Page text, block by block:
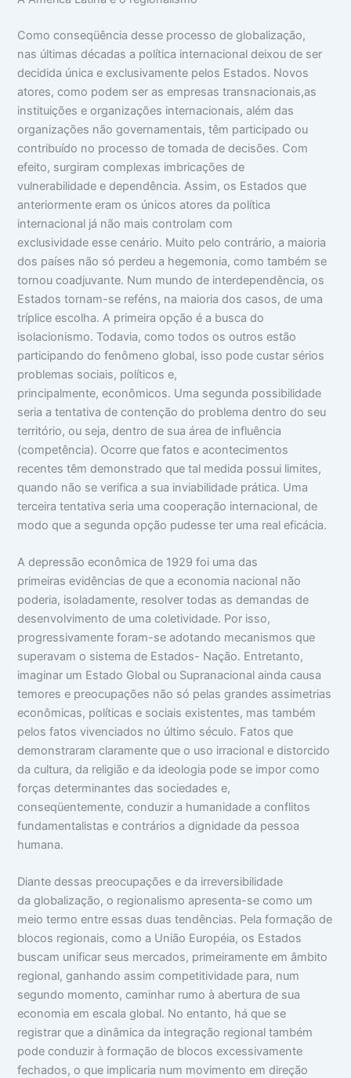
Como conseqüência desse processo de globalização,
nas últimas décadas a política internacional deixou de ser
decidida única e exclusivamente pelos Estados. Novos
atores, como podem ser as empresas transnacionais,as
instituições e organizações internacionais, além das
organizações não governamentais, têm participado ou
contribuído no processo de tomada de decisões. Com
efeito, surgiram complexas imbricações de
vulnerabilidade e dependência. Assim, os Estados que
anteriormente eram os únicos atores da política
internacional já não mais controlam com
exclusividade esse cenário. Muito pelo contrário, a maioria
dos países não só perdeu a hegemonia, como também se
tornou coadjuvante. Num mundo de interdependência, os
Estados tornam-se reféns, na maioria dos casos, de uma
tríplice escolha. A primeira opção é a busca do
isolacionismo. Todavia, como todos os outros estão
participando do fenômeno global, isso pode custar sérios
problemas sociais, políticos e,
principalmente, econômicos. Uma segunda possibilidade
seria a tentativa de contenção do problema dentro do seu
território, ou seja, dentro de sua área de influência
(competência). Ocorre que fatos e acontecimentos
recentes têm demonstrado que tal medida possui limites,
quando não se verifica a sua inviabilidade prática. Uma
terceira tentativa seria uma cooperação internacional, de
modo que a segunda opção pudesse ter uma real eficácia.
A depressão econômica de 1929 foi uma das
primeiras evidências de que a economia nacional não
poderia, isoladamente, resolver todas as demandas de
desenvolvimento de uma coletividade. Por isso,
progressivamente foram-se adotando mecanismos que
superavam o sistema de Estados- Nação. Entretanto,
imaginar um Estado Global ou Supranacional ainda causa
temores e preocupações não só pelas grandes assimetrias
econômicas, políticas e sociais existentes, mas também
pelos fatos vivenciados no último século. Fatos que
demonstraram claramente que o uso irracional e distorcido
da cultura, da religião e da ideologia pode se impor como
forças determinantes das sociedades e,
conseqüentemente, conduzir a humanidade a conflitos
fundamentalistas e contrários a dignidade da pessoa
humana.
Diante dessas preocupações e da irreversibilidade
da globalização, o regionalismo apresenta-se como um
meio termo entre essas duas tendências. Pela formação de
blocos regionais, como a União Européia, os Estados
buscam unificar seus mercados, primeiramente em âmbito
regional, ganhando assim competitividade para, num
segundo momento, caminhar rumo à abertura de sua
economia em escala global. No entanto, há que se
registrar que a dinâmica da integração regional também
pode conduzir à formação de blocos excessivamente
fechados, o que implicaria num movimento em direção